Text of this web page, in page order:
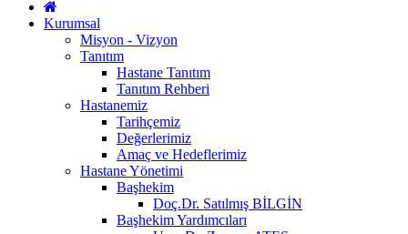
Kurumsal
Misyon - Vizyon
Tanıtım
Hastane Tanıtım
Tanıtım Rehberi
Hastanemiz
Tarihçemiz
Değerlerimiz
Amaç ve Hedeflerimiz
Hastane Yönetimi
Başhekim
Doç.Dr. Satılmış BİLGİN
Başhekim Yardımcıları